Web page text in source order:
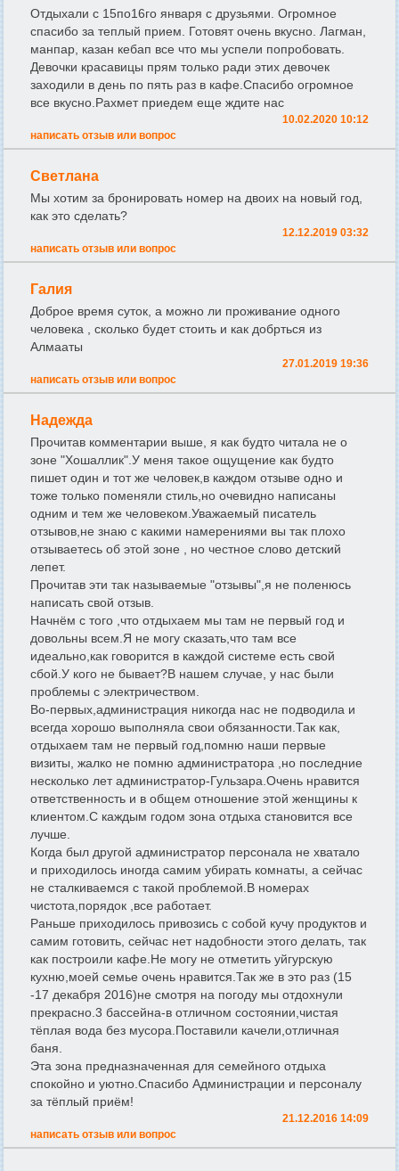
Отдыхали с 15по16го января с друзьями. Огромное
спасибо за теплый прием. Готовят очень вкусно. Лагман,
манпар, казан кебап все что мы успели попробовать.
Девочки красавицы прям только ради этих девочек
заходили в день по пять раз в кафе.Спасибо огромное
все вкусно.Рахмет приедем еще ждите нас
10.02.2020 10:12
написать отзыв или вопрос
Светлана
Мы хотим за бронировать номер на двоих на новый год,
как это сделать?
12.12.2019 03:32
написать отзыв или вопрос
Галия
Доброе время суток, а можно ли проживание одного
человека , сколько будет стоить и как добрться из
Алмааты
27.01.2019 19:36
написать отзыв или вопрос
Надежда
Прочитав комментарии выше, я как будто читала не о
зоне "Хошаллик".У меня такое ощущение как будто
пишет один и тот же человек,в каждом отзыве одно и
тоже только поменяли стиль,но очевидно написаны
одним и тем же человеком.Уважаемый писатель
отзывов,не знаю с какими намерениями вы так плохо
отзываетесь об этой зоне , но честное слово детский
лепет.
Прочитав эти так называемые "отзывы",я не поленюсь
написать свой отзыв.
Начнём с того ,что отдыхаем мы там не первый год и
довольны всем.Я не могу сказать,что там все
идеально,как говорится в каждой системе есть свой
сбой.У кого не бывает?В нашем случае, у нас были
проблемы с электричеством.
Во-первых,администрация никогда нас не подводила и
всегда хорошо выполняла свои обязанности.Так как,
отдыхаем там не первый год,помню наши первые
визиты, жалко не помню администратора ,но последние
несколько лет администратор-Гульзара.Очень нравится
ответственность и в общем отношение этой женщины к
клиентом.С каждым годом зона отдыха становится все
лучше.
Когда был другой администратор персонала не хватало
и приходилось иногда самим убирать комнаты, а сейчас
не сталкиваемся с такой проблемой.В номерах
чистота,порядок ,все работает.
Раньше приходилось привозись с собой кучу продуктов и
самим готовить, сейчас нет надобности этого делать, так
как построили кафе.Не могу не отметить уйгурскую
кухню,моей семье очень нравится.Так же в это раз (15
-17 декабря 2016)не смотря на погоду мы отдохнули
прекрасно.3 бассейна-в отличном состоянии,чистая
тёплая вода без мусора.Поставили качели,отличная
баня.
Эта зона предназначенная для семейного отдыха
спокойно и уютно.Спасибо Администрации и персоналу
за тёплый приём!
21.12.2016 14:09
написать отзыв или вопрос